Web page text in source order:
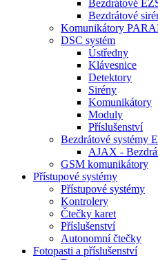
Bezdrátové
Bezdrátové
Komunikátory
DSC systém
Ústředny
Klávesnice
Detektory
Sirény
Komunikátory
Moduly
Příslušenství
Bezdrátové systémy
AJAX -
GSM komunikátory
Přístupové systémy
Přístupové systémy
Kontrolery
Čtečky karet
Příslušenství
Autonomní čtečky
Fotopasti a příslušenství